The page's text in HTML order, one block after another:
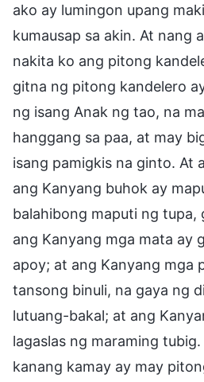
ako ay lumingon upang
kumausap sa akin. At nang
nakita ko ang pitong
gitna ng pitong kandelero
ng isang Anak ng tao, na
hanggang sa paa, at may
isang pamigkis na ginto. At
ang Kanyang buhok ay
balahibong maputi ng tupa,
ang Kanyang mga mata ay
apoy; at ang Kanyang mga
tansong binuli, na gaya ng
lutuang-bakal; at ang
lagaslas ng maraming
kanang kamay ay may